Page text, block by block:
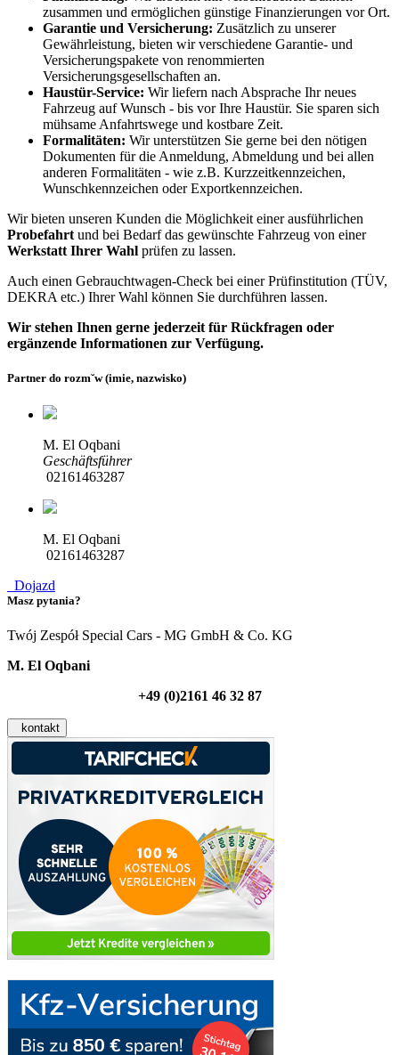
zusammen und ermöglichen günstige Finanzierungen vor Ort.
Garantie und Versicherung: Zusätzlich zu unserer
Gewährleistung, bieten wir verschiedene Garantie- und
Versicherungspakete von renommierten
Versicherungsgesellschaften an.
Haustür-Service: Wir liefern nach Absprache Ihr neues
Fahrzeug auf Wunsch - bis vor Ihre Haustür. Sie sparen sich
mühsame Anfahrtswege und kostbare Zeit.
Formalitäten: Wir unterstützen Sie gerne bei den nötigen
Dokumenten für die Anmeldung, Abmeldung und bei allen
anderen Formalitäten - wie z.B. Kurzzeitkennzeichen,
Wunschkennzeichen oder Exportkennzeichen.
Wir bieten unseren Kunden die Möglichkeit einer ausführlichen
Probefahrt und bei Bedarf das gewünschte Fahrzeug von einer
Werkstatt Ihrer Wahl prüfen zu lassen.
Auch einen Gebrauchtwagen-Check bei einer Prüfinstitution (TÜV,
DEKRA etc.) Ihrer Wahl können Sie durchführen lassen.
Wir stehen Ihnen gerne jederzeit für Rückfragen oder
ergänzende Informationen zur Verfügung.
Partner do rozm˘w (imie, nazwisko)
M. El Oqbani
Geschäftsführer
02161463287
M. El Oqbani
02161463287
Dojazd
Masz pytania?
Twój Zespół Special Cars - MG GmbH & Co. KG
M. El Oqbani
+49 (0)2161 46 32 87
kontakt